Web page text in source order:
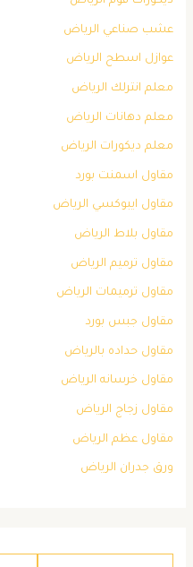
عشب صناعي الرياض
عوازل اسطح الرياض
معلم انترلك الرياض
معلم دهانات الرياض
معلم ديكورات الرياض
مقاول اسمنت بورد
مقاول ايبوكسي الرياض
مقاول بلاط الرياض
مقاول ترميم الرياض
مقاول ترميمات الرياض
مقاول جبس بورد
مقاول حداده بالرياض
مقاول خرسانه الرياض
مقاول زجاج الرياض
مقاول عظم الرياض
ورق جدران الرياض